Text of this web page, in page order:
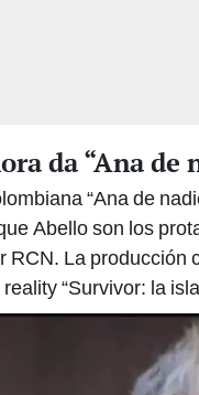
da “Ana de
“Ana de
Abello son los
RCN. La producción
“Survivor: la